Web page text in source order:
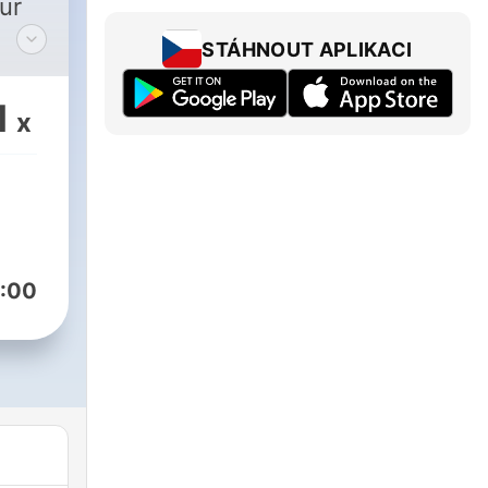
x
STÁHNOUT APLIKACI